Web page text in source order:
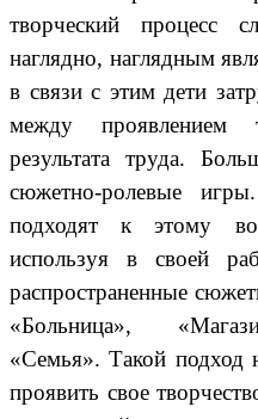
творческий процесс
наглядно, наглядным
в связи с этим дети
между проявлением
результата труда.
сюжетно-ролевые
подходят к этому
используя в своей
распространенные
«Больница»,
«Семья». Такой подход
проявить свое